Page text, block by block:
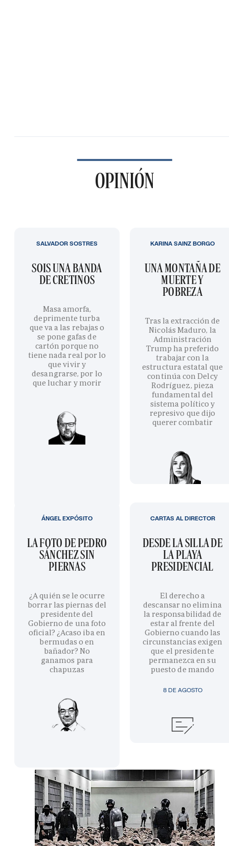
OPINIÓN
SOIS UNA BANDA
DE CRETINOS
Masa amorfa,
deprimente turba
que va a las rebajas o
se pone gafas de
cartón porque no
tiene nada real por lo
que vivir y
desangrarse, por lo
que luchar y morir
SALVADOR SOSTRES
UNA MONTAÑA DE
MUERTE Y
POBREZA
Tras la extracción de
Nicolás Maduro, la
Administración
Trump ha preferido
trabajar con la
estructura estatal que
continúa con Delcy
Rodríguez, pieza
fundamental del
sistema político y
represivo que dijo
querer combatir
KARINA SAINZ BORGO
LA FOTO DE PEDRO
SÁNCHEZ SIN
PIERNAS
¿A quién se le ocurre
borrar las piernas del
presidente del
Gobierno de una foto
oficial? ¿Acaso iba en
bermudas o en
bañador? No
ganamos para
chapuzas
ÁNGEL EXPÓSITO
8 DE AGOSTO
DESDE LA SILLA DE
LA PLAYA
PRESIDENCIAL
El derecho a
descansar no elimina
la responsabilidad de
estar al frente del
Gobierno cuando las
circunstancias exigen
que el presidente
permanezca en su
puesto de mando
CARTAS AL DIRECTOR